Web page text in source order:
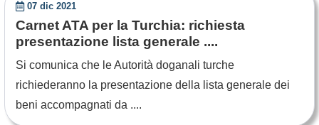
07 dic 2021
Carnet ATA per la Turchia: richiesta
presentazione lista generale ....
Si comunica che le Autorità doganali turche
richiederanno la presentazione della lista generale dei
beni accompagnati da ....